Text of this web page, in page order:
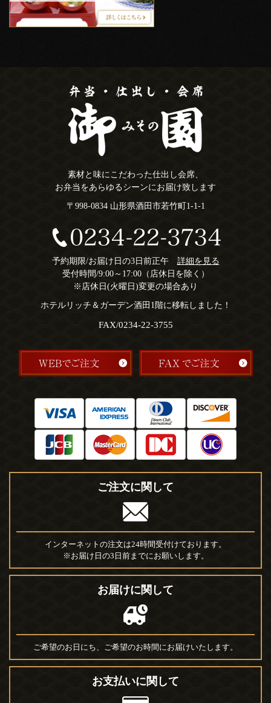
素材と味にこだわった仕出し会席、
お弁当をあらゆるシーンにお届け致します
〒998-0834 山形県酒田市若竹町1-1-1
予約期限/お届け日の3日前正午 詳細を見る
受付時間/9:00～17:00（店休日を除く）
※店休日(火曜日)変更の場合あり
ホテルリッチ＆ガーデン酒田1階に移転しました！
FAX/0234-22-3755
ご注文に関して
インターネットの注文は24時間受付けております。
※お届け日の3日前までにお願いします。
お届けに関して
ご希望のお日にち、ご希望のお時間にお届けいたします。
お支払いに関して